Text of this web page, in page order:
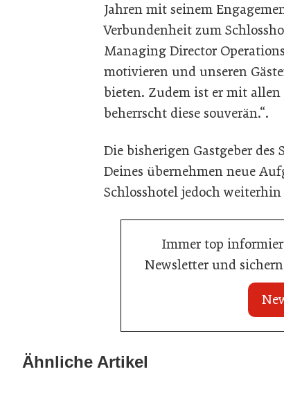
Jahren mit seinem
Verbundenheit zum
Managing Director
motivieren und unseren
bieten. Zudem ist er mit
beherrscht diese souverän.“.
Die bisherigen Gastgeber
Deines übernehmen neue
Schlosshotel jedoch
Immer top
Newsletter und
Ähnliche Artikel
Land Steiermark startet